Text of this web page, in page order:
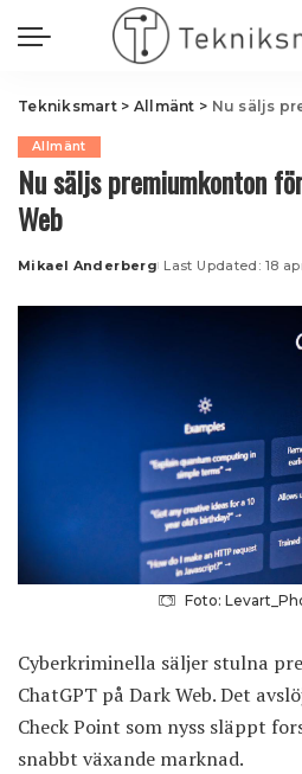
Tekniksmart> Allmänt > Nu säljs
Allmänt
Nu säljs premiumkonton
Web
Posted
Mikael Anderberg Last Updated: 18
Foto:
Cyberkriminella säljer stulna
ChatGPT på Dark Web. Det
Check Point som nyss släppt
snabbt växande marknad.